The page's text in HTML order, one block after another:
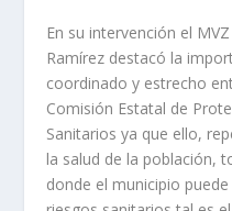
En su intervención el
Ramírez destacó la
coordinado y estrecho
Comisión Estatal de
Sanitarios ya que ello,
la salud de la población,
donde el municipio